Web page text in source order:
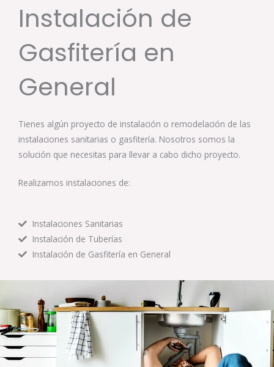
Instalación de
Gasfitería en
General
Tienes algún proyecto de instalación o remodelación de las
instalaciones sanitarias o gasfitería. Nosotros somos la
solución que necesitas para llevar a cabo dicho proyecto.
Realizamos instalaciones de:
Instalaciones Sanitarias
Instalación de Tuberías
Instalación de Gasfitería en General